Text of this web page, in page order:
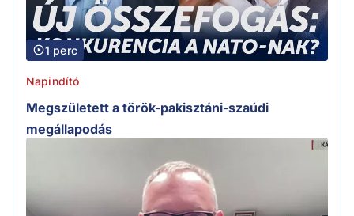
1 perc
Napindító
Megszületett a török-pakisztáni-szaúdi
megállapodás